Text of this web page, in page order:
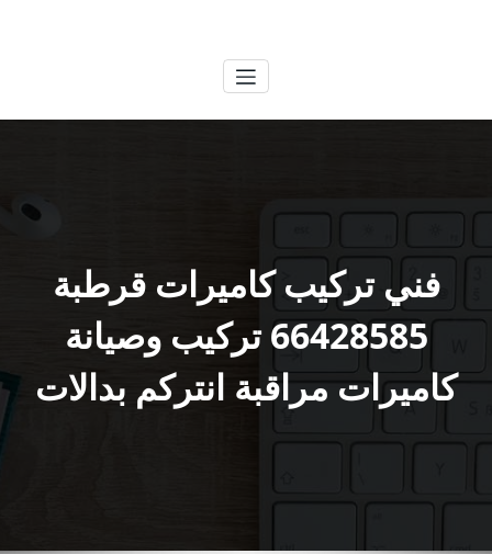
فني تركيب كاميرات قرطبة
66428585 تركيب وصيانة
كاميرات مراقبة انتركم بدالات